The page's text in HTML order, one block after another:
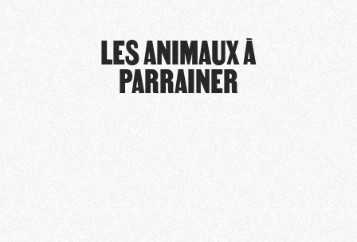
LES ANIMAUX À
PARRAINER